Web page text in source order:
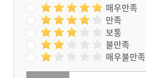
매우만족
만족
보통
불만족
매우불만족